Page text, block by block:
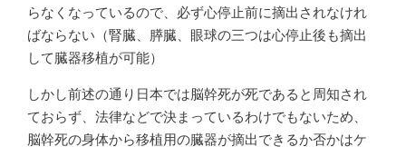
らなくなっているので、必ず心停止前に摘出されなけれ
ばならない（腎臓、膵臓、眼球の三つは心停止後も摘出
して臓器移植が可能）
しかし前述の通り日本では脳幹死が死であると周知され
ておらず、法律などで決まっているわけでもないため、
脳幹死の身体から移植用の臓器が摘出できるか否かはケ